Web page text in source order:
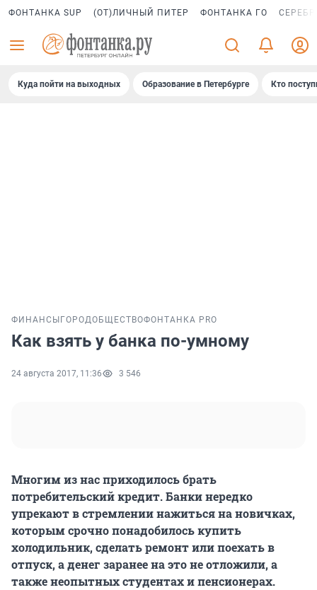
ФОНТАНКА SUP (ОТ)ЛИЧНЫЙ ПИТЕР ФОНТАНКА ГО
Куда пойти на выходных Образование в Петербурге Кто
ФИНАНСЫ ГОРОДОБЩЕСТВОФОНТАНКА PRO
Как взять у банка по-умному
24 августа 2017, 11:36 3 546
Многим из нас приходилось брать
потребительский кредит. Банки нередко
упрекают в стремлении нажиться на новичках,
которым срочно понадобилось купить
холодильник, сделать ремонт или поехать в
отпуск, а денег заранее на это не отложили, а
также неопытных студентах и пенсионерах.